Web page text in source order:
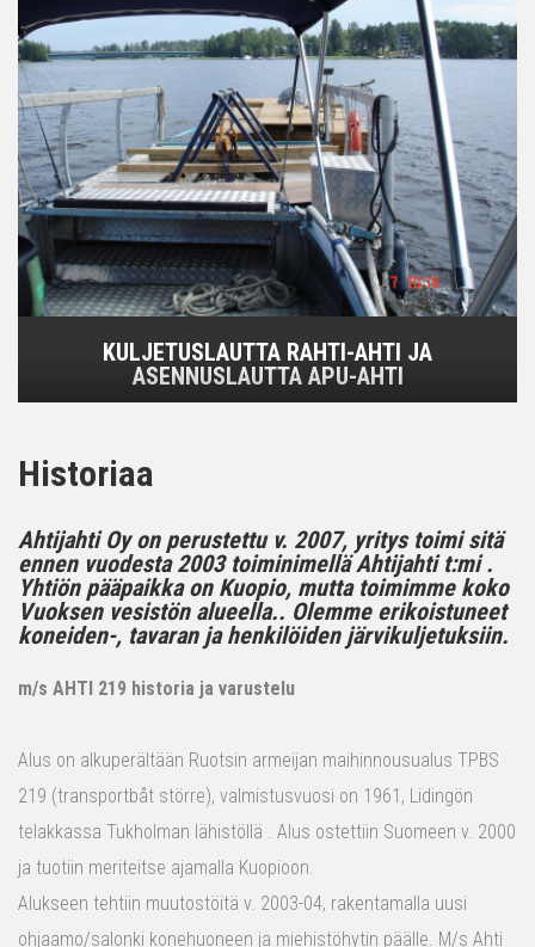
KULJETUSLAUTTA RAHTI-AHTI JA
ASENNUSLAUTTA APU-AHTI
Historiaa
Ahtijahti Oy on perustettu v. 2007, yritys toimi sitä
ennen vuodesta 2003 toiminimellä Ahtijahti t:mi .
Yhtiön pääpaikka on Kuopio, mutta toimimme koko
Vuoksen vesistön alueella.. Olemme erikoistuneet
koneiden-, tavaran ja henkilöiden järvikuljetuksiin.
m/s AHTI 219 historia ja varustelu
Alus on alkuperältään Ruotsin armeijan maihinnousualus TPBS
219 (transportbåt större), valmistusvuosi on 1961, Lidingön
telakkassa Tukholman lähistöllä . Alus ostettiin Suomeen v. 2000
ja tuotiin meriteitse ajamalla Kuopioon.
Alukseen tehtiin muutostöitä v. 2003-04, rakentamalla uusi
ohjaamo/salonki konehuoneen ja miehistöhytin päälle. M/s Ahti